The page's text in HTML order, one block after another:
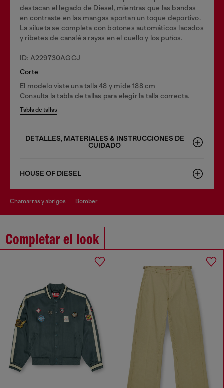
destacan el legado de Diesel, mientras que las bandas
en contraste en las mangas aportan un toque deportivo.
La silueta se completa con botones automáticos lacados
y ribetes de canalé a rayas en el cuello y los puños.
ID: A229730AGCJ
Corte
El modelo viste una talla 48 y mide 188 cm
Consulta la tabla de tallas para elegir la talla correcta.
Tabla de tallas
DETALLES, MATERIALES & INSTRUCCIONES DE
CUIDADO
HOUSE OF DIESEL
chamarras y abrigos bomber
Completar el look